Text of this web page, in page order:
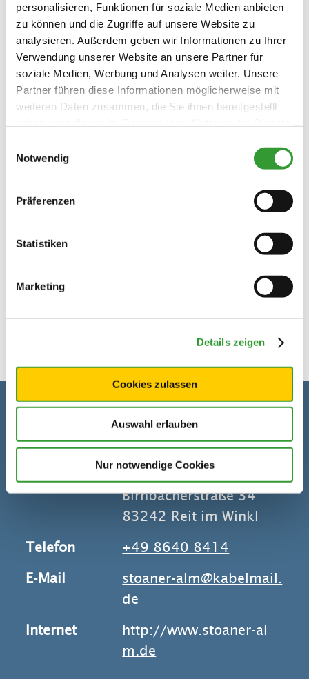
personalisieren, Funktionen für soziale Medien anbieten
zu können und die Zugriffe auf unsere Website zu
analysieren. Außerdem geben wir Informationen zu Ihrer
Verwendung unserer Website an unsere Partner für
soziale Medien, Werbung und Analysen weiter. Unsere
Partner führen diese Informationen möglicherweise mit
weiteren Daten zusammen, die Sie ihnen bereitgestellt
Notwendig
Präferenzen
Statistiken
Marketing
Details zeigen
Cookies zulassen
Auswahl erlauben
Nur notwendige Cookies
Heute
08. August 2026 geöffnet
Morgen
09. August 2026 geöffnet
Übermorgen
10. August 2026 geschlossen
Dienstag
11. August 2026
Willi Schwarz
Birnbacherstraße 34
83242 Reit im Winkl
Telefon
+49 8640 8414
E-Mail
stoaner-alm@kabelmail.
de
Internet
http://www.stoaner-al
m.de